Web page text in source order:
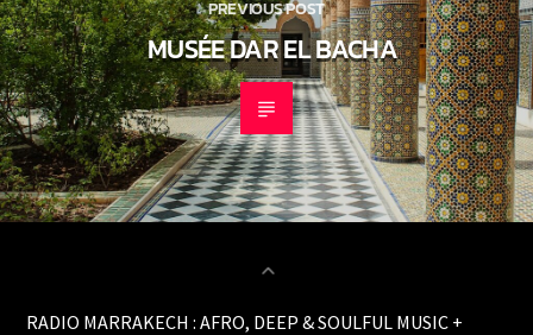
PREVIOUS POST
MUSÉE DAR EL BACHA
RADIO MARRAKECH : AFRO, DEEP & SOULFUL MUSIC +